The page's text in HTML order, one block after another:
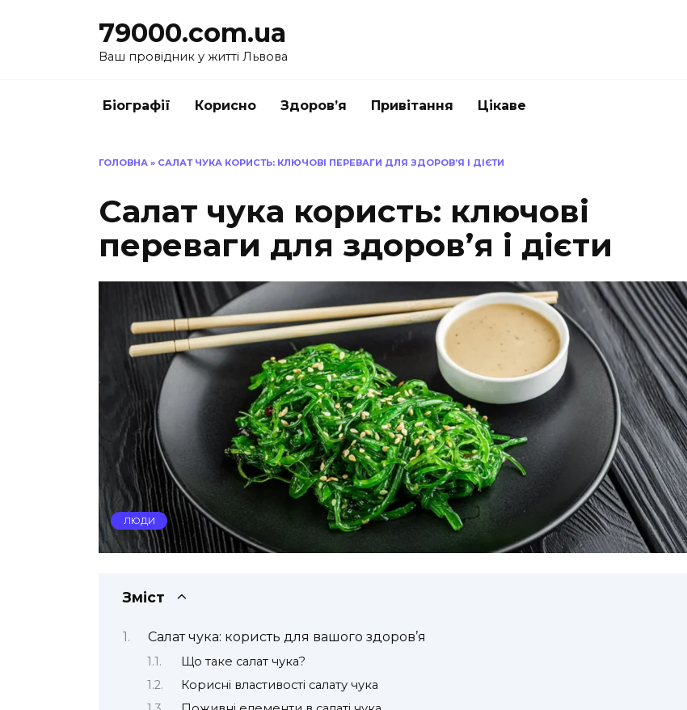
79000.com.ua
Ваш провідник у житті Львова
Біографії Корисно Здоров’я Привітання Цікаве
ГОЛОВНА » САЛАТ ЧУКА КОРИСТЬ: КЛЮЧОВІ ПЕРЕВАГИ ДЛЯ ЗДОРОВ’Я І ДІЄТИ
Салат чука користь: ключові
переваги для здоров’я і дієти
ЛЮДИ
Зміст
Салат чука: користь для вашого здоров’я
Що таке салат чука?
Корисні властивості салату чука